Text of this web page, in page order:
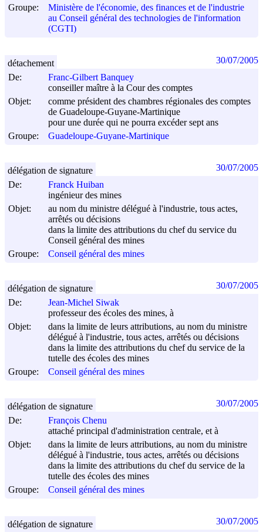
Groupe:
Ministère de l'économie, des finances et de l'industrie
au Conseil général des technologies de l'information
(CGTI)
De:
Franc-Gilbert Banquey
conseiller maître à la Cour des comptes
Objet:
comme président des chambres régionales des comptes
de Guadeloupe-Guyane-Martinique
pour une durée qui ne pourra excéder sept ans
Groupe:
Guadeloupe-Guyane-Martinique
détachement 30/07/2005
De:
Franck Huiban
ingénieur des mines
Objet:
au nom du ministre délégué à l'industrie, tous actes,
arrêtés ou décisions
dans la limite des attributions du chef du service du
Conseil général des mines
Groupe:
Conseil général des mines
délégation de signature 30/07/2005
De:
Jean-Michel Siwak
professeur des écoles des mines, à
Objet:
dans la limite de leurs attributions, au nom du ministre
délégué à l'industrie, tous actes, arrêtés ou décisions
dans la limite des attributions du chef du service de la
tutelle des écoles des mines
Groupe:
Conseil général des mines
délégation de signature 30/07/2005
De:
François Chenu
attaché principal d'administration centrale, et à
Objet:
dans la limite de leurs attributions, au nom du ministre
délégué à l'industrie, tous actes, arrêtés ou décisions
dans la limite des attributions du chef du service de la
tutelle des écoles des mines
Groupe:
Conseil général des mines
délégation de signature 30/07/2005
délégation de signature 30/07/2005